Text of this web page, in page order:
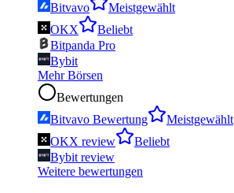
Bitvavo
Meistgewählt
OKX
Beliebt
Bitpanda Pro
Bybit
Mehr Börsen
Bewertungen
Bitvavo Bewertung
Meistgewählt
OKX review
Beliebt
Bybit review
Weitere bewertungen